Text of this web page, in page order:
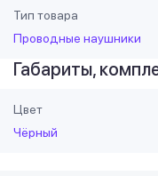
Тип товара
Проводные наушники
Габариты,
Цвет
Чёрный